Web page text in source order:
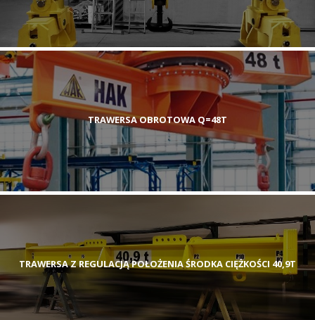
TRAWERSA OBROTOWA Q=48T
TRAWERSA Z REGULACJĄ POŁOŻENIA ŚRODKA CIĘŻKOŚCI 40,9T